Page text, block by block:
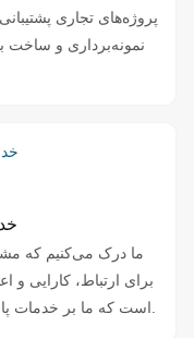
پروژه‌های تجاری
ما درک می‌کنیم که
برای ارتباط، کارایی و
است که ما بر خدمات پاسخگو و همکاری بلندمدت تمرکز می‌کنیم.